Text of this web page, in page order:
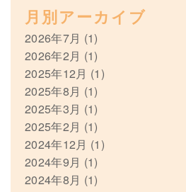
月別アーカイブ
2026年7月 (1)
2026年2月 (1)
2025年12月 (1)
2025年8月 (1)
2025年3月 (1)
2025年2月 (1)
2024年12月 (1)
2024年9月 (1)
2024年8月 (1)